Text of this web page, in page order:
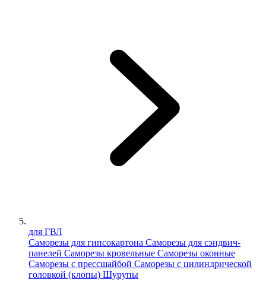
для ГВЛ
Саморезы для гипсокартона Саморезы для сэндвич-
панелей Саморезы кровельные Саморезы оконные
Саморезы с прессшайбой Саморезы с цилиндрической
головкой (клопы) Шурупы